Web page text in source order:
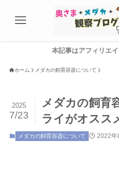
本記事はアフィリエイ
ホーム メダカの飼育容器について
メダカの飼育
ライがオスス
2025
7/23
メダカの飼育容器について 2022年